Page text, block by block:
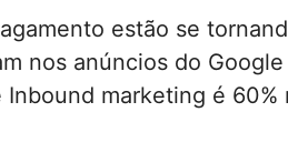
estão se
nos anúncios do
marketing é 60%